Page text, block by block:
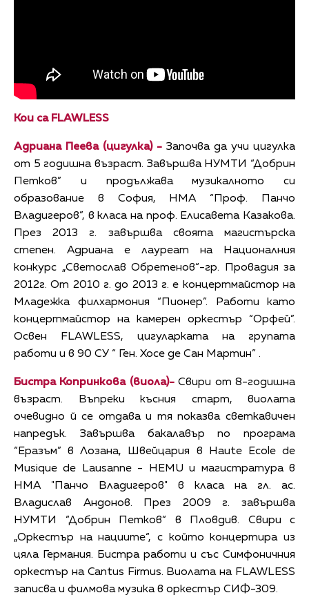
Кои са FLAWLESS
Адриана Пеева (цигулка) - Започва да учи цигулка
от 5 годишна възраст. Завършва НУМТИ “Добрин
Петков” и продължава музикалното си
образование в София, НМА “Проф. Панчо
Владигеров”, в класа на проф. Елисавета Казакова.
През 2013 г. завършва своята магистърска
степен. Адриана е лауреат на Националния
конкурс „Светослав Обретенов“-гр. Провадия за
2012г. От 2010 г. до 2013 г. е концертмайстор на
Младежка филхармония “Пионер”. Работи като
концертмайстор на камерен оркестър “Орфей”.
Освен FLAWLESS, цигуларката на групата
работи и в 90 СУ “ Ген. Хосе де Сан Мартин” .
Бистра Копринкова (виола)-Свири от 8-годишна
възраст. Въпреки късния старт, виолата
очевидно й се отдава и тя показва светкавичен
напредък. Завършва бакалавър по програма
“Еразъм” в Лозана, Швейцария в Haute Ecole de
Musique de Lausanne - HEMU и магистратура в
НМА "Панчо Владигеров" в класа на гл. ас.
Владислав Андонов. През 2009 г. завършва
НУМТИ “Добрин Петков“ в Пловдив. Свири с
„Оркестър на нациите“, с който концертира из
цяла Германия. Бистра работи и със Симфоничния
оркестър на Cantus Firmus. Виолата на FLAWLESS
записва и филмова музика в оркестър СИФ-309.